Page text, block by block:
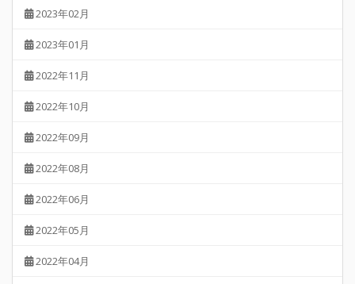
2023年02月
2023年01月
2022年11月
2022年10月
2022年09月
2022年08月
2022年06月
2022年05月
2022年04月